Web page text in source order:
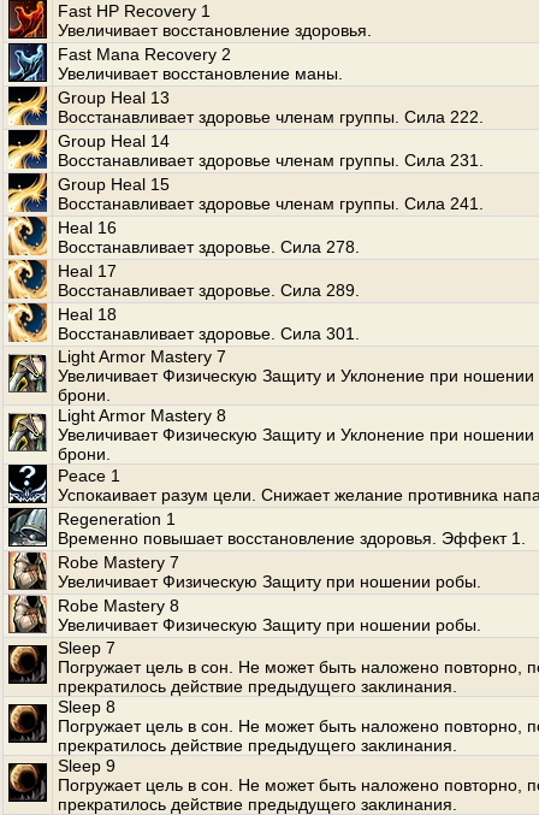
Fast HP Recovery 1
Увеличивает восстановление здоровья.
Fast Mana Recovery 2
Увеличивает восстановление маны.
Group Heal 13
Восстанавливает здоровье членам группы. Сила 222.
Group Heal 14
Восстанавливает здоровье членам группы. Сила 231.
Group Heal 15
Восстанавливает здоровье членам группы. Сила 241.
Heal 16
Восстанавливает здоровье. Сила 278.
Heal 17
Восстанавливает здоровье. Сила 289.
Heal 18
Восстанавливает здоровье. Сила 301.
Light Armor Mastery 7
Увеличивает Физическую Защиту и Уклонение при ношении
брони.
Light Armor Mastery 8
Увеличивает Физическую Защиту и Уклонение при ношении
брони.
Peace 1
Успокаивает разум цели. Снижает желание противника
Regeneration 1
Временно повышает восстановление здоровья. Эффект 1.
Robe Mastery 7
Увеличивает Физическую Защиту при ношении робы.
Robe Mastery 8
Увеличивает Физическую Защиту при ношении робы.
Sleep 7
Погружает цель в сон. Не может быть наложено повторно,
прекратилось действие предыдущего заклинания.
Sleep 8
Погружает цель в сон. Не может быть наложено повторно,
прекратилось действие предыдущего заклинания.
Sleep 9
Погружает цель в сон. Не может быть наложено повторно,
прекратилось действие предыдущего заклинания.